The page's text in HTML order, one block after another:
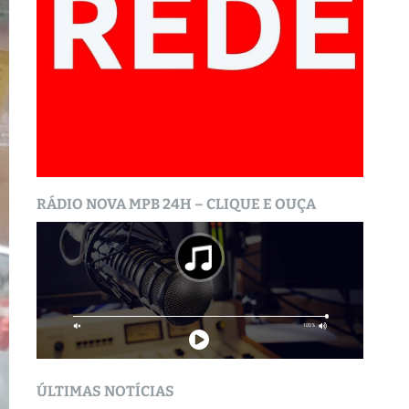
RÁDIO NOVA MPB 24H – CLIQUE E OUÇA
ÚLTIMAS NOTÍCIAS